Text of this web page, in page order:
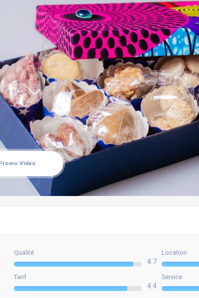
Video
Qualité
4.7
Location
Tarif
4.4
Service